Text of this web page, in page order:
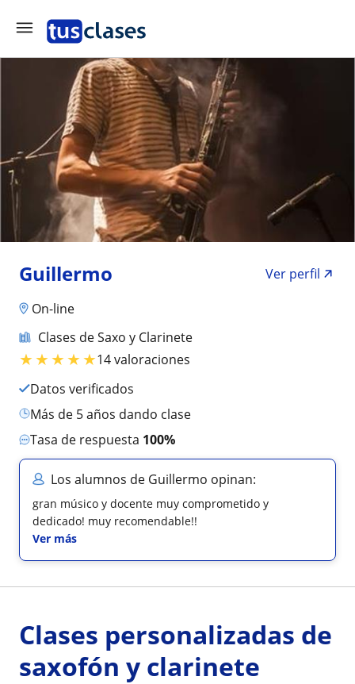
Guillermo
Ver perfil
On-line
Clases de Saxo y Clarinete
★★★★★14 valoraciones
Datos verificados
más de 5 años dando clase
Tasa de respuesta 100%
Los alumnos de Guillermo opinan:
gran músico y docente muy comprometido y
dedicado! muy recomendable!!
Ver más
Clases personalizadas de
saxofón y clarinete